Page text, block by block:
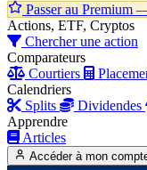
Passer au Premium
Actions, ETF, Cryptos
Chercher une action
Comparateurs
Courtiers
Calendriers
Splits
Dividendes
Apprendre
Articles
Accéder à mon